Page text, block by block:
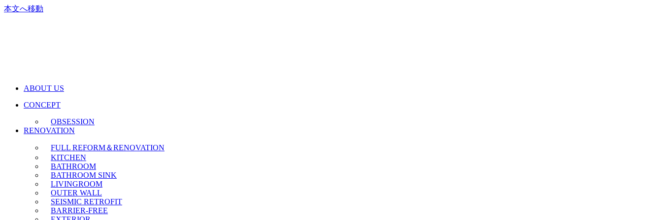
本文へ移動
ABOUT US
CONCEPT
OBSESSION
RENOVATION
FULL REFORM＆RENOVATION
KITCHEN
BATHROOM
BATHROOM SINK
LIVINGROOM
OUTER WALL
SEISMIC RETROFIT
BARRIER-FREE